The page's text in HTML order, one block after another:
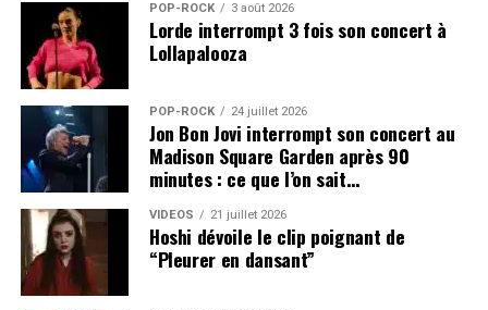
POP-ROCK 3 août 2026
Lorde interrompt 3 fois son concert à
Lollapalooza
POP-ROCK 24 juillet 2026
Jon Bon Jovi interrompt son concert au
Madison Square Garden après 90
minutes : ce que l’on sait…
VIDEOS 21 juillet 2026
Hoshi dévoile le clip poignant de
“Pleurer en dansant”